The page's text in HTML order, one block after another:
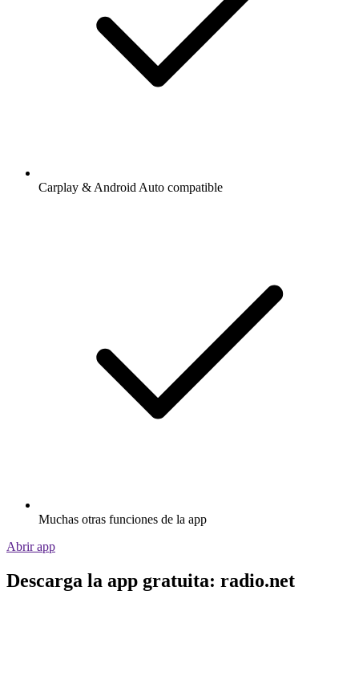
Carplay & Android Auto compatible
Muchas otras funciones de la app
Abrir app
Descarga la app gratuita: radio.net